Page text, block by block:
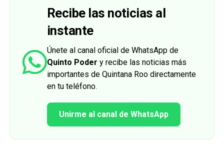
Recibe las noticias al
instante
Únete al canal oficial de WhatsApp de
Quinto Poder y recibe las noticias más
importantes de Quintana Roo directamente
en tu teléfono.
Unirme al canal de WhatsApp